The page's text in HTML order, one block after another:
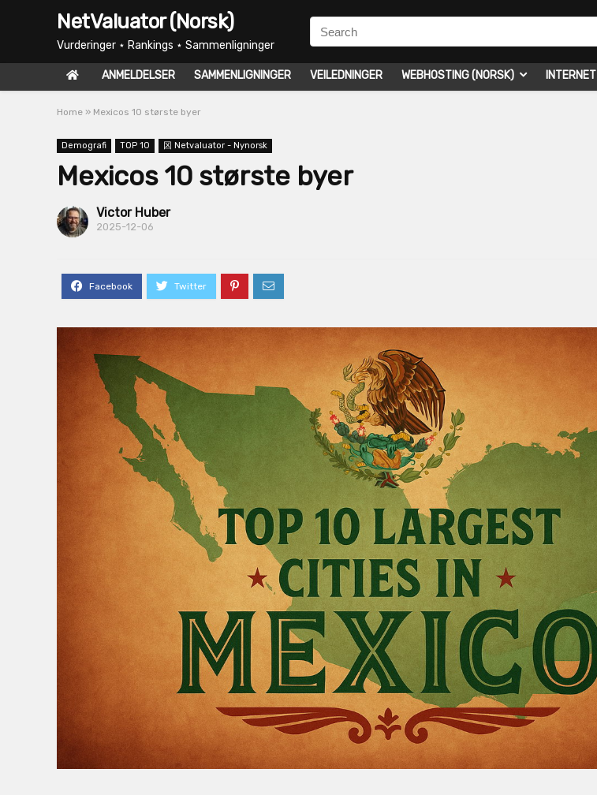
NetValuator (Norsk)
Vurderinger ⋆ Rankings ⋆ Sammenligninger
ANMELDELSER SAMMENLIGNINGER VEILEDNINGER WEBHOSTING (NORSK) INTERNET
Home » Mexicos 10 største byer
Demografi TOP 10 龱 Netvaluator - Nynorsk
Mexicos 10 største byer
Victor Huber
2025-12-06